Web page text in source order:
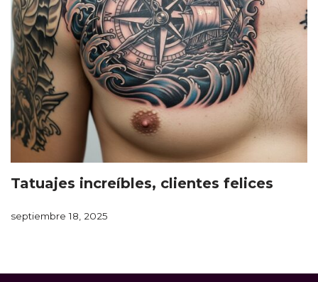
Tatuajes increíbles, clientes felices
septiembre 18, 2025